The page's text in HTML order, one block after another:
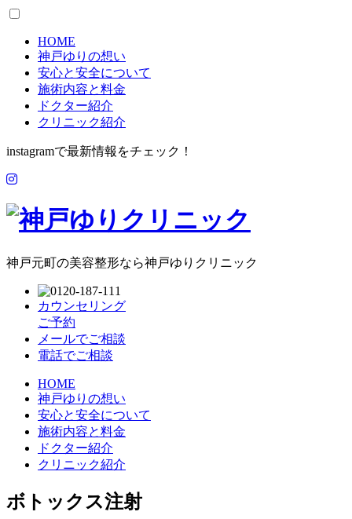
HOME
神戸ゆりの想い
安心と安全について
施術内容と料金
ドクター紹介
クリニック紹介
instagramで最新情報をチェック！
神戸元町の美容整形なら神戸ゆりクリニック
カウンセリング
ご予約
メールでご相談
電話でご相談
HOME
神戸ゆりの想い
安心と安全について
施術内容と料金
ドクター紹介
クリニック紹介
ボトックス注射